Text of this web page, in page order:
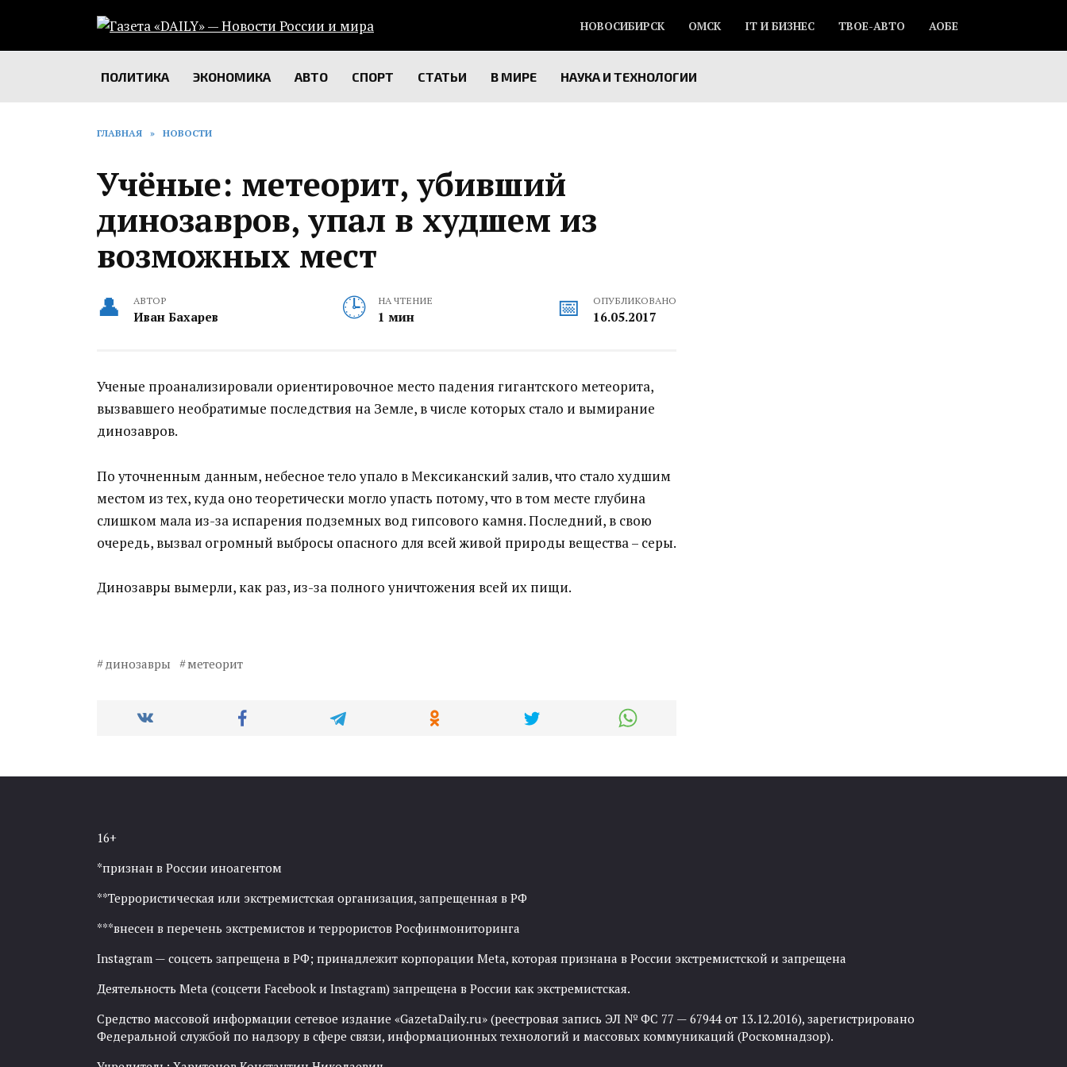
содержанию
НОВОСИБИРСК ОМСК IT И БИЗНЕС ТВОЕ-АВТО АОБЕ
ПОЛИТИКА ЭКОНОМИКА АВТО СПОРТ СТАТЬИ В МИРЕ НАУКА И ТЕХНОЛОГИИ
ГЛАВНАЯ » НОВОСТИ
Учёные: метеорит, убивший
динозавров, упал в худшем из
возможных мест
АВТОР
Иван Бахарев
НА ЧТЕНИЕ
1 мин
ОПУБЛИКОВАНО
16.05.2017
Ученые проанализировали ориентировочное место падения гигантского метеорита,
вызвавшего необратимые последствия на Земле, в числе которых стало и вымирание
динозавров.
По уточненным данным, небесное тело упало в Мексиканский залив, что стало худшим
местом из тех, куда оно теоретически могло упасть потому, что в том месте глубина
слишком мала из-за испарения подземных вод гипсового камня. Последний, в свою
очередь, вызвал огромный выбросы опасного для всей живой природы вещества – серы.
Динозавры вымерли, как раз, из-за полного уничтожения всей их пищи.
динозавры метеорит
16+
*признан в России иноагентом
**Террористическая или экстремистская организация, запрещенная в РФ
***внесен в перечень экстремистов и террористов Росфинмониторинга
Instagram — соцсеть запрещена в РФ; принадлежит корпорации Meta, которая признана в России экстремистской и запрещена
Деятельность Meta (соцсети Facebook и Instagram) запрещена в России как экстремистская.
Средство массовой информации сетевое издание «GazetaDaily.ru» (реестровая запись ЭЛ № ФС 77 — 67944 от 13.12.2016), зарегистрировано
Федеральной службой по надзору в сфере связи, информационных технологий и массовых коммуникаций (Роскомнадзор).